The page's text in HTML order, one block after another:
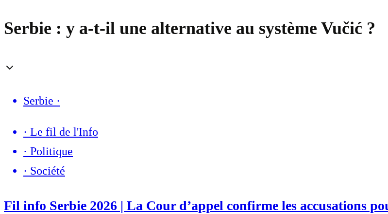
Serbie : y a-t-il une alternative au système Vučić ?
Serbie ·
· Le fil de l'Info
· Politique
· Société
Fil info Serbie 2026 | La Cour d’appel confirme les accusations